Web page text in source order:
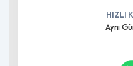
HIZLI
Aynı